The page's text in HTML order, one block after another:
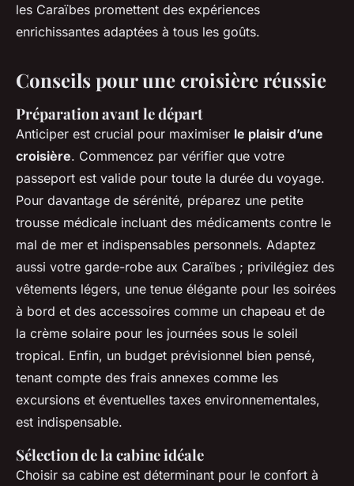
les Caraïbes promettent des expériences
enrichissantes adaptées à tous les goûts.
Conseils pour une croisière réussie
Préparation avant le départ
Anticiper est crucial pour maximiser le plaisir d’une
croisière. Commencez par vérifier que votre
passeport est valide pour toute la durée du voyage.
Pour davantage de sérénité, préparez une petite
trousse médicale incluant des médicaments contre le
mal de mer et indispensables personnels. Adaptez
aussi votre garde-robe aux Caraïbes ; privilégiez des
vêtements légers, une tenue élégante pour les soirées
à bord et des accessoires comme un chapeau et de
la crème solaire pour les journées sous le soleil
tropical. Enfin, un budget prévisionnel bien pensé,
tenant compte des frais annexes comme les
excursions et éventuelles taxes environnementales,
est indispensable.
Sélection de la cabine idéale
Choisir sa cabine est déterminant pour le confort à